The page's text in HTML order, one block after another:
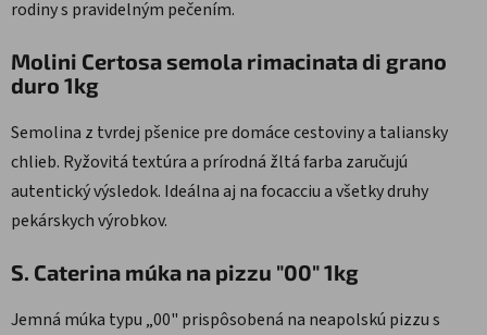
rodiny s pravidelným pečením.
Molini Certosa semola rimacinata di grano
duro 1kg
Semolina z tvrdej pšenice pre domáce cestoviny a taliansky
chlieb. Ryžovitá textúra a prírodná žltá farba zaručujú
autentický výsledok. Ideálna aj na focacciu a všetky druhy
pekárskych výrobkov.
S. Caterina múka na pizzu "00" 1kg
Jemná múka typu „00" prispôsobená na neapolskú pizzu s